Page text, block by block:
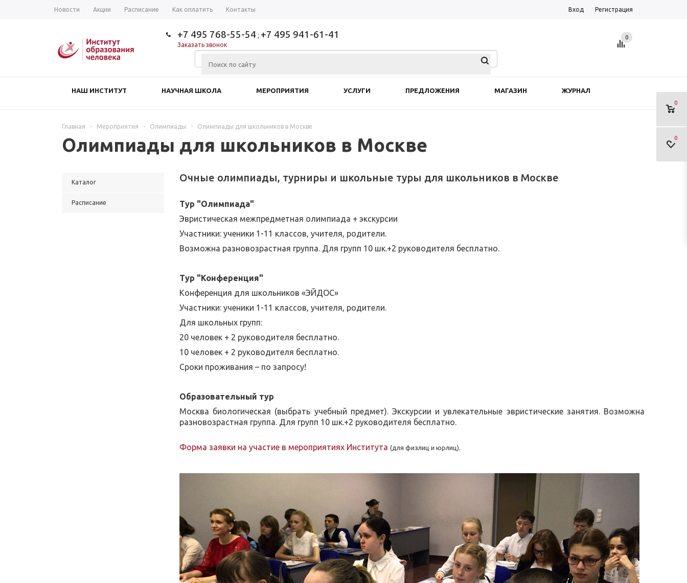
Новости Акции Расписание Как оплатить Контакты Вход Регистрация
+7 495 768-55-54 ; +7 495 941-61-41
Заказать звонок
0
0
0
НАШ ИНСТИТУТ НАУЧНАЯ ШКОЛА МЕРОПРИЯТИЯ УСЛУГИ ПРЕДЛОЖЕНИЯ МАГАЗИН ЖУРНАЛ
Главная - Мероприятия - Олимпиады - Олимпиады для школьников в Москве
Олимпиады для школьников в Москве
Каталог
Расписание
Очные олимпиады, турниры и школьные туры для школьников в Москве
Тур "Олимпиада"
Эвристическая межпредметная олимпиада + экскурсии
Участники: ученики 1-11 классов, учителя, родители.
Возможна разновозрастная группа. Для групп 10 шк.+2 руководителя бесплатно.
Тур "Конференция"
Конференция для школьников «ЭЙДОС»
Участники: ученики 1-11 классов, учителя, родители.
Для школьных групп:
20 человек + 2 руководителя бесплатно.
10 человек + 2 руководителя бесплатно.
Сроки проживания – по запросу!
Образовательный тур
Москва биологическая (выбрать учебный предмет). Экскурсии и увлекательные эвристические занятия. Возможна
разновозрастная группа. Для групп 10 шк.+2 руководителя бесплатно.
Форма заявки на участие в мероприятиях Института (для физлиц и юрлиц).